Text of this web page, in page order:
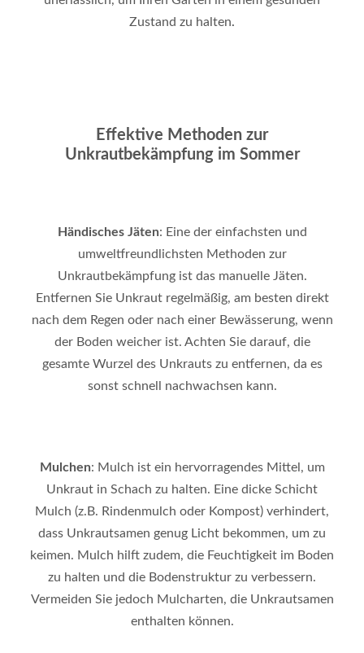
Zustand zu halten.
Effektive Methoden zur
Unkrautbekämpfung im Sommer
Händisches Jäten: Eine der einfachsten und
umweltfreundlichsten Methoden zur
Unkrautbekämpfung ist das manuelle Jäten.
Entfernen Sie Unkraut regelmäßig, am besten direkt
nach dem Regen oder nach einer Bewässerung, wenn
der Boden weicher ist. Achten Sie darauf, die
gesamte Wurzel des Unkrauts zu entfernen, da es
sonst schnell nachwachsen kann.
Mulchen: Mulch ist ein hervorragendes Mittel, um
Unkraut in Schach zu halten. Eine dicke Schicht
Mulch (z.B. Rindenmulch oder Kompost) verhindert,
dass Unkrautsamen genug Licht bekommen, um zu
keimen. Mulch hilft zudem, die Feuchtigkeit im Boden
zu halten und die Bodenstruktur zu verbessern.
Vermeiden Sie jedoch Mulcharten, die Unkrautsamen
enthalten können.